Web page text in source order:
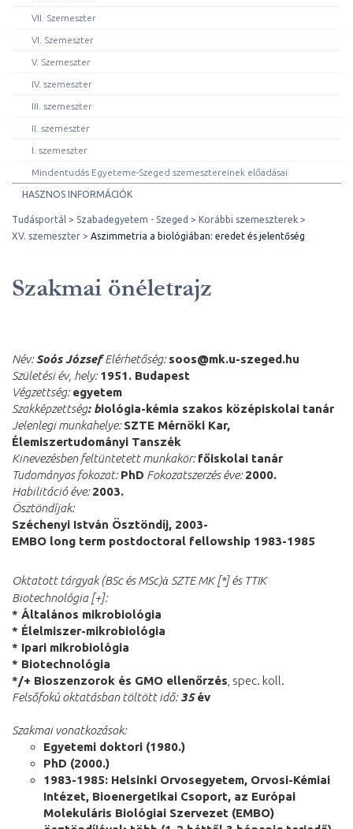
VII. Szemeszter
VI. Szemeszter
V. Szemeszter
IV. szemeszter
III. szemeszter
II. szemeszter
I. szemeszter
Mindentudás Egyeteme-Szeged szemesztereinek előadásai
HASZNOS INFORMÁCIÓK
Tudásportál Szabadegyetem - Szeged
Korábbi szemeszterek
XV. szemeszter
Aszimmetria a biológiában: eredet és jelentőség
Szakmai önéletrajz
Név:Soós JózsefElérhetőség: soos@mk.u-szeged.hu
Születési év, hely: 1951. Budapest
Végzettség: egyetem
Szakképzettség: biológia-kémia szakos középiskolai tanár
Jelenlegi munkahelye: SZTE Mérnöki Kar,
Élemiszertudományi Tanszék
Kinevezésben feltüntetett munkakör: főiskolai tanár
Tudományos fokozat: PhD Fokozatszerzés éve: 2000.
Habilitáció éve: 2003.
Ösztöndíjak:
Széchenyi István Ösztöndíj, 2003-
EMBO long term postdoctoral fellowship 1983-1985
Oktatott tárgyak (BSc és MSc)à SZTE MK [*] és TTIK
Biotechnológia [+]:
* Általános mikrobiológia
* Élelmiszer-mikrobiológia
* Ipari mikrobiológia
* Biotechnológia
*/+ Bioszenzorok és GMO ellenőrzés , spec. koll.
Felsőfokú oktatásban töltött idő:35 év
Szakmai vonatkozások:
Egyetemi doktori (1980.)
PhD (2000.)
1983-1985: Helsinki Orvosegyetem, Orvosi-Kémiai
Intézet, Bioenergetikai Csoport, az Európai
Molekuláris Biológiai Szervezet (EMBO)